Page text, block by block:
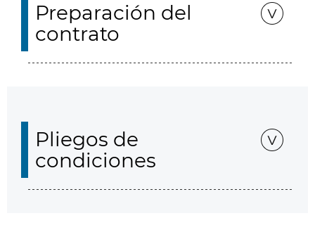
Preparación del
contrato
Pliegos de
condiciones